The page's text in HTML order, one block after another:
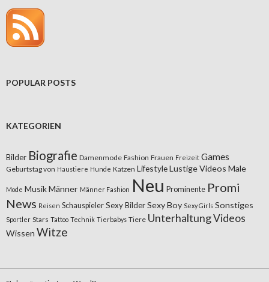
POPULAR POSTS
KATEGORIEN
Bilder Biografie Damenmode Fashion Frauen Freizeit Games
Geburtstag von Haustiere Hunde Katzen LifestyleLustige Videos Male
Mode MusikMänner Männer Fashion Neu Prominente Promi
News Reisen Schauspieler Sexy BilderSexy Boy Sexy Girls Sonstiges
Sportler Stars Tattoo Technik Tierbabys Tiere UnterhaltungVideos
Wissen Witze